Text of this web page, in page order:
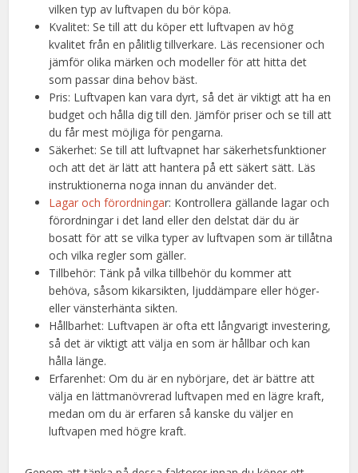
vilken typ av luftvapen du bör köpa.
Kvalitet: Se till att du köper ett luftvapen av hög
kvalitet från en pålitlig tillverkare. Läs recensioner och
jämför olika märken och modeller för att hitta det
som passar dina behov bäst.
Pris: Luftvapen kan vara dyrt, så det är viktigt att ha en
budget och hålla dig till den. Jämför priser och se till att
du får mest möjliga för pengarna.
Säkerhet: Se till att luftvapnet har säkerhetsfunktioner
och att det är lätt att hantera på ett säkert sätt. Läs
instruktionerna noga innan du använder det.
Lagar och förordningar: Kontrollera gällande lagar och
förordningar i det land eller den delstat där du är
bosatt för att se vilka typer av luftvapen som är tillåtna
och vilka regler som gäller.
Tillbehör: Tänk på vilka tillbehör du kommer att
behöva, såsom kikarsikten, ljuddämpare eller höger-
eller vänsterhänta sikten.
Hållbarhet: Luftvapen är ofta ett långvarigt investering,
så det är viktigt att välja en som är hållbar och kan
hålla länge.
Erfarenhet: Om du är en nybörjare, det är bättre att
välja en lättmanövrerad luftvapen med en lägre kraft,
medan om du är erfaren så kanske du väljer en
luftvapen med högre kraft.